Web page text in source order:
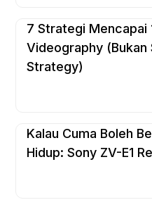
7 Strategi Mencapai
Videography (Bukan
Strategy)
Kalau Cuma Boleh
Hidup: Sony ZV-E1